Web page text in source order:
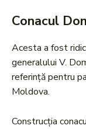
Conacul
Acesta a fost
generalului V.
referință pentru
Moldova.
Construcția